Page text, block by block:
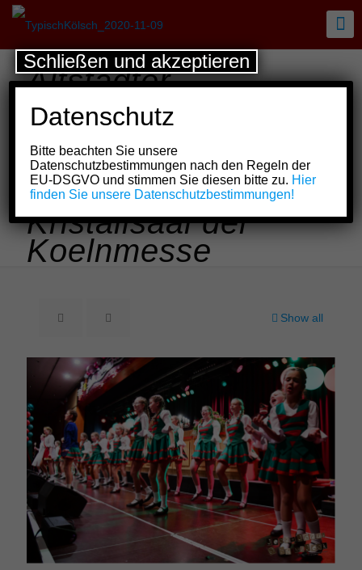
Altstädter
Miljösitzung: Ein
Abend voller
Frohsinn und
Tradition im
Kristallsaal der
Koelnmesse
Show all
Datenschutz
Bitte beachten Sie unsere
Datenschutzbestimmungen nach den Regeln der
EU-DSGVO und stimmen Sie diesen bitte zu. Hier
finden Sie unsere Datenschutzbestimmungen!
Schließen und akzeptieren